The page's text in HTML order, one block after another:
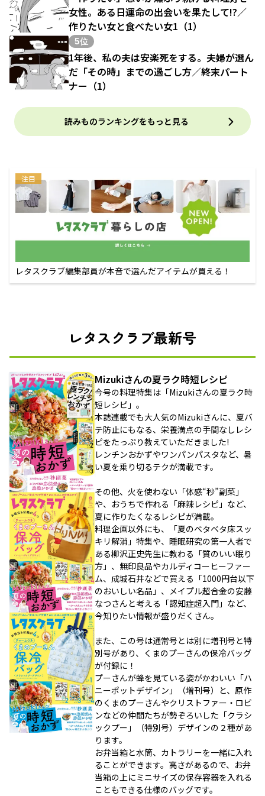
女性。ある日運命の出会いを果たして!?／
作りたい女と食べたい女1（1）
5位
1年後、私の夫は安楽死をする。夫婦が選ん
だ「その時」までの過ごし方／終末パート
ナー（1）
読みものランキングをもっと見る
注目
レタスクラブ編集部員が本音で選んだアイテムが買える！
レタスクラブ最新号
Mizukiさんの夏ラク時短レシピ
今号の料理特集は「Mizukiさんの夏ラク時
短レシピ」。
本誌連載でも大人気のMizukiさんに、夏バ
テ防止にもなる、栄養満点の手間なしレシ
ピをたっぷり教えていただきました!
レンチンおかずやワンパンパスタなど、暑
い夏を乗り切るテクが満載です。
その他、火を使わない「体感“秒”副菜」
や、おうちで作れる「麻辣レシピ」など、
夏に作りたくなるレシピが満載。
料理企画以外にも、「夏のベタベタ床スッ
キリ解消」特集や、睡眠研究の第一人者で
ある柳沢正史先生に教わる「質のいい眠り
方」、無印良品やカルディコーヒーファー
ム、成城石井などで買える「1000円台以下
のおいしい名品」、メイプル超合金の安藤
なつさんと考える「認知症超入門」など、
今知りたい情報が盛りだくさん。
また、この号は通常号とは別に増刊号と特
別号があり、くまのプーさんの保冷バッグ
が付録に！
プーさんが蜂を見ている姿がかわいい「ハ
ニーポットデザイン」（増刊号）と、原作
のくまのプーさんやクリストファー・ロビ
ンなどの仲間たちが勢ぞろいした「クラシ
ックプー」（特別号）デザインの２種があ
ります。
お弁当箱と水筒、カトラリーを一緒に入れ
ることができます。高さがあるので、お弁
当箱の上にミニサイズの保存容器を入れる
こともできる仕様のバッグです。